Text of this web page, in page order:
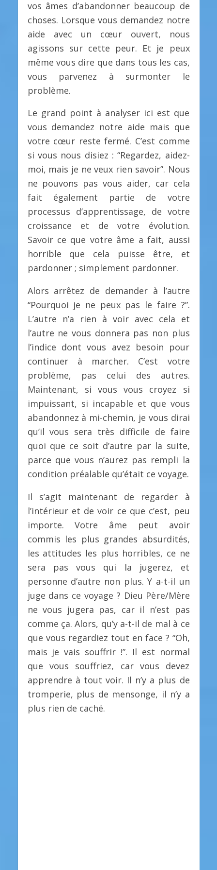
vos âmes d’abandonner beaucoup de
choses. Lorsque vous demandez notre
aide avec un cœur ouvert, nous
agissons sur cette peur. Et je peux
même vous dire que dans tous les cas,
vous parvenez à surmonter le
problème.
Le grand point à analyser ici est que
vous demandez notre aide mais que
votre cœur reste fermé. C’est comme
si vous nous disiez : “Regardez, aidez-
moi, mais je ne veux rien savoir”. Nous
ne pouvons pas vous aider, car cela
fait également partie de votre
processus d’apprentissage, de votre
croissance et de votre évolution.
Savoir ce que votre âme a fait, aussi
horrible que cela puisse être, et
pardonner ; simplement pardonner.
Alors arrêtez de demander à l’autre
“Pourquoi je ne peux pas le faire ?”.
L’autre n’a rien à voir avec cela et
l’autre ne vous donnera pas non plus
l’indice dont vous avez besoin pour
continuer à marcher. C’est votre
problème, pas celui des autres.
Maintenant, si vous vous croyez si
impuissant, si incapable et que vous
abandonnez à mi-chemin, je vous dirai
qu’il vous sera très difficile de faire
quoi que ce soit d’autre par la suite,
parce que vous n’aurez pas rempli la
condition préalable qu’était ce voyage.
Il s’agit maintenant de regarder à
l’intérieur et de voir ce que c’est, peu
importe. Votre âme peut avoir
commis les plus grandes absurdités,
les attitudes les plus horribles, ce ne
sera pas vous qui la jugerez, et
personne d’autre non plus. Y a-t-il un
juge dans ce voyage ? Dieu Père/Mère
ne vous jugera pas, car il n’est pas
comme ça. Alors, qu’y a-t-il de mal à ce
que vous regardiez tout en face ? “Oh,
mais je vais souffrir !”. Il est normal
que vous souffriez, car vous devez
apprendre à tout voir. Il n’y a plus de
tromperie, plus de mensonge, il n’y a
plus rien de caché.